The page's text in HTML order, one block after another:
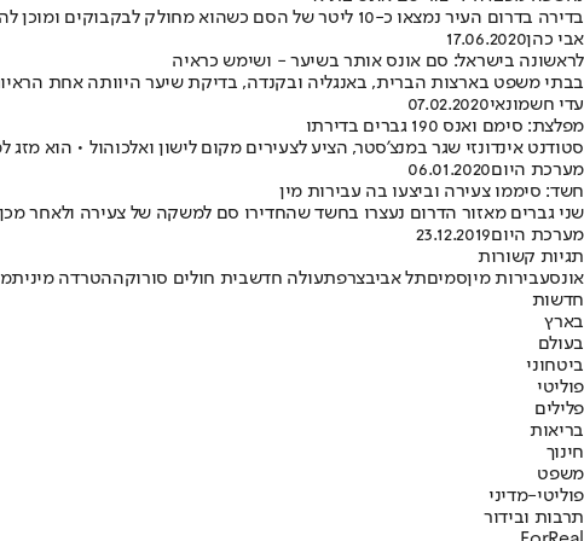
בדירה בדרום העיר נמצאו כ-10 ליטר של הסם כשהוא מחולק לבקבוקים ומוכן להפצה • עוד אותרו סמים מסוג קוקאין, הירואין ועוד • אדם אחד נעצר
אבי כהן17.06.2020
לראשונה בישראל: סם אונס אותר בשיער - ושימש כראיה
בבתי משפט בארצות הברית, באנגליה ובקנדה, בדיקת שיער היוותה אחת
עדי חשמונאי07.02.2020
מפלצת: סימם ואנס 190 גברים בדירתו
סטודנט אינדונזי שגר במנצ'סטר, הציע לצעירים מקום לישון ואלכוהול • הוא מזג
מערכת היום06.01.2020
חשד: סיממו צעירה וביצעו בה עבירות מין
שני גברים מאזור הדרום נעצרו בחשד שהחדירו סם למשקה של צעירה ולאחר
מערכת היום23.12.2019
תגיות קשורות
אונסעבירות מיןסמיםתל אביבצרפתעולה חדשבית חולים סורוקההטרדה מינית
חדשות
בארץ
בעולם
ביטחוני
פוליטי
פלילים
בריאות
חינוך
משפט
פוליטי-מדיני
תרבות ובידור